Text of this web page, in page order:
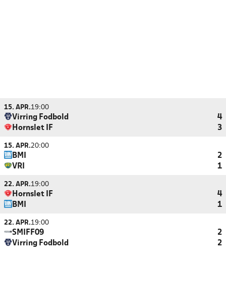
15. APR.19:00
Virring Fodbold
4
Hornslet IF
3
15. APR.20:00
BMI
2
VRI
1
22. APR.19:00
Hornslet IF
4
BMI
1
22. APR.19:00
SMIFF09
2
Virring Fodbold
2